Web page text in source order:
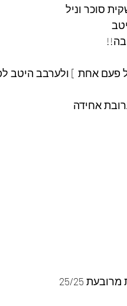
סוכר וניל
אחידה
25/25